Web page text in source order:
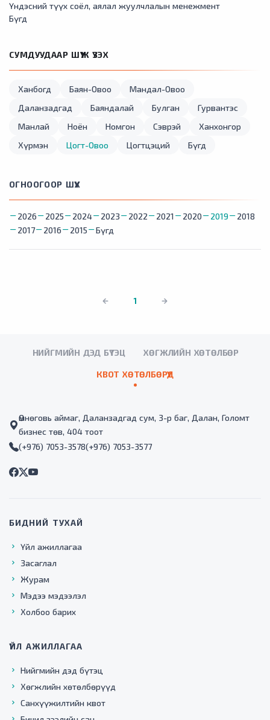
Үндэсний түүх соёл, аялал жуулчлалын менежмент
Бүгд
СУМДУУДААР ШҮҮЖ ҮЗЭХ
Ханбогд Баян-Овоо
Мандал-Овоо
Даланзадгад
Баяндалай Булган
Гурвантэс
Манлай
Ноён Номгон Сэврэй
Ханхонгор
Хүрмэн
Цогт-Овоо Цогтцэций Бүгд
ОГНООГООР ШҮҮХ
2026 2025 2024 2023 2022 2021 2020 2019
2018
2017
2016 2015 Бүгд
1
НИЙГМИЙН ДЭД БҮТЭЦ ХӨГЖЛИЙН ХӨТӨЛБӨР
КВОТ ХӨТӨЛБӨРҮҮД
Өмнөговь аймаг, Даланзадгад сум, 3-р баг, Далан, Голомт
бизнес төв, 404 тоот
(+976) 7053-3578(+976) 7053-3577
БИДНИЙ ТУХАЙ
Үйл ажиллагаа
Засаглал
Журам
Мэдээ мэдээлэл
Холбоо барих
ҮЙЛ АЖИЛЛАГАА
Нийгмийн дэд бүтэц
Хөгжлийн хөтөлбөрүүд
Санхүүжилтийн квот